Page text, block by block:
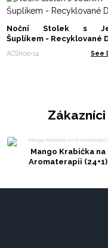
Noční Stolek s
Šuplíkem - Recyklované
ACShop-14 See
Mango Krabička na
Aromaterapii (24+1)